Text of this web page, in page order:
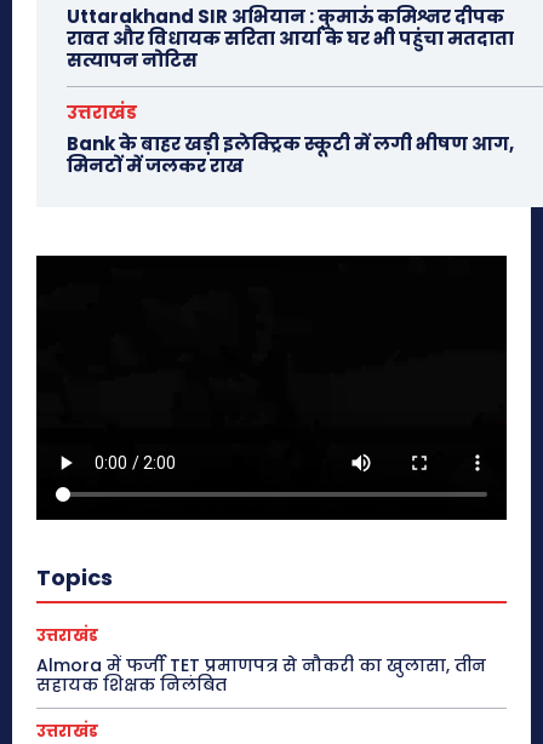
Uttarakhand SIR अभियान : कुमाऊं कमिश्नर दीपक
रावत और विधायक सरिता आर्या के घर भी पहुंचा मतदाता
सत्यापन नोटिस
उत्तराखंड
Bank के बाहर खड़ी इलेक्ट्रिक स्कूटी में लगी भीषण आग,
मिनटों में जलकर राख
Topics
उत्तराखंड
Almora में फर्जी TET प्रमाणपत्र से नौकरी का खुलासा, तीन
सहायक शिक्षक निलंबित
उत्तराखंड